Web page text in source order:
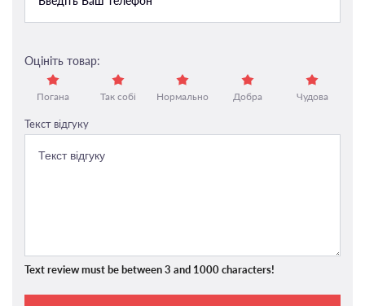
Оцініть товар:
Погана Так собі Нормально Добра Чудова
Текст відгуку
Text review must be between 3 and 1000 characters!